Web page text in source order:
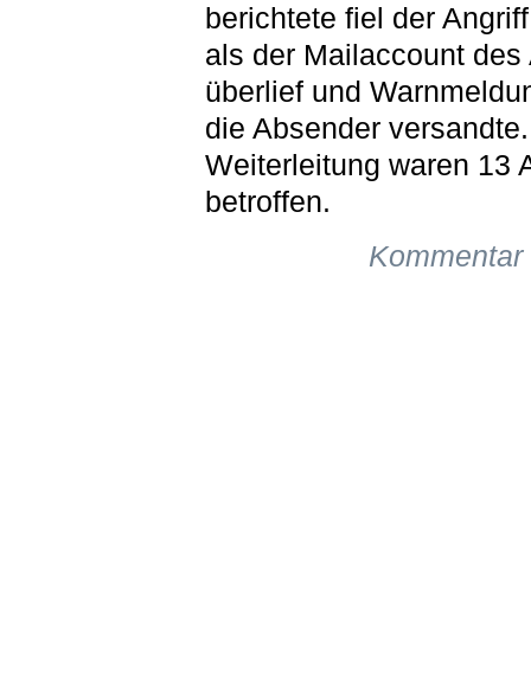
berichtete fiel der
als der Mailaccount des
überlief und
die Absender
Weiterleitung waren 13
betroffen.